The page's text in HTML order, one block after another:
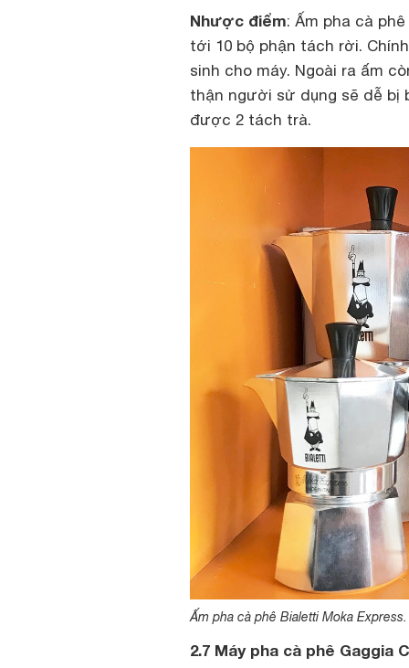
Nhược điểm: Ấm pha cà
tới 10 bộ phận tách rời.
sinh cho máy. Ngoài ra ấm
thận người sử dụng sẽ dễ bị
được 2 tách trà.
Ấm pha cà phê Bialetti Moka Express.
2.7 Máy pha cà phê Gaggia